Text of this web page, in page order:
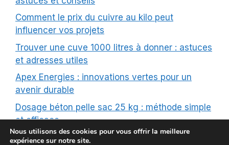
Comment le prix du cuivre au kilo peut
influencer vos projets
Trouver une cuve 1000 litres à donner : astuces
et adresses utiles
Apex Energies : innovations vertes pour un
avenir durable
Dosage béton pelle sac 25 kg : méthode simple
et efficace
Nous utilisons des cookies pour vous offrir la meilleure
expérience sur notre site.